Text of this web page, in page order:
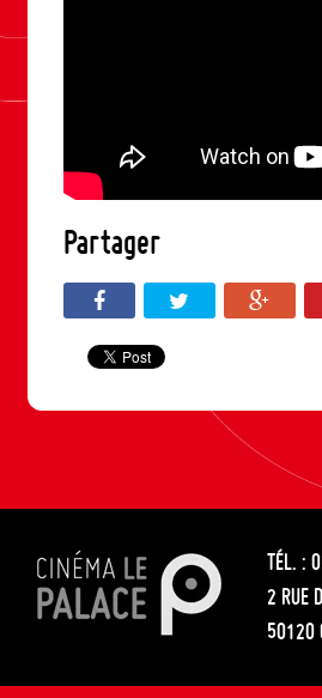
Partager
TÉL. :
2 RUE
50120